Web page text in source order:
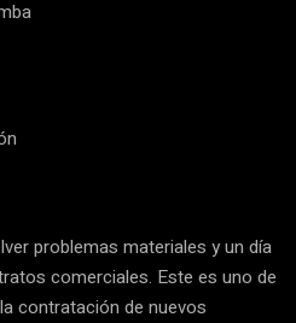
problemas materiales y un día
comerciales. Este es uno de
contratación de nuevos